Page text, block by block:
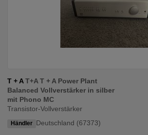
T + AT+A T + A Power Plant
Balanced Vollverstärker in silber
mit Phono MC
Transistor-Vollverstärker
Händler Deutschland (67373)